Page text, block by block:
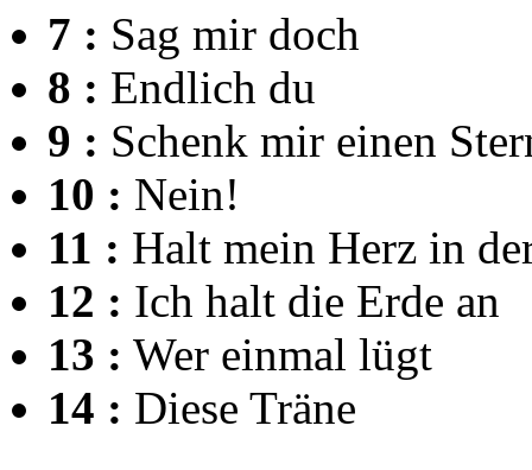
7 : Sag mir doch
8 : Endlich du
9 : Schenk mir einen
10 : Nein!
11 : Halt mein Herz in
12 : Ich halt die Erde an
13 : Wer einmal lügt
14 : Diese Träne